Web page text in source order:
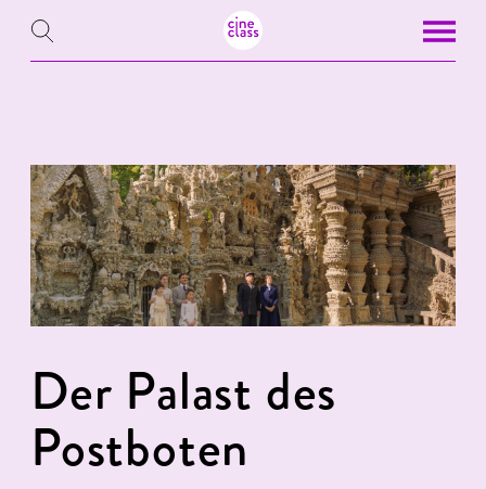
Der Palast des
Postboten